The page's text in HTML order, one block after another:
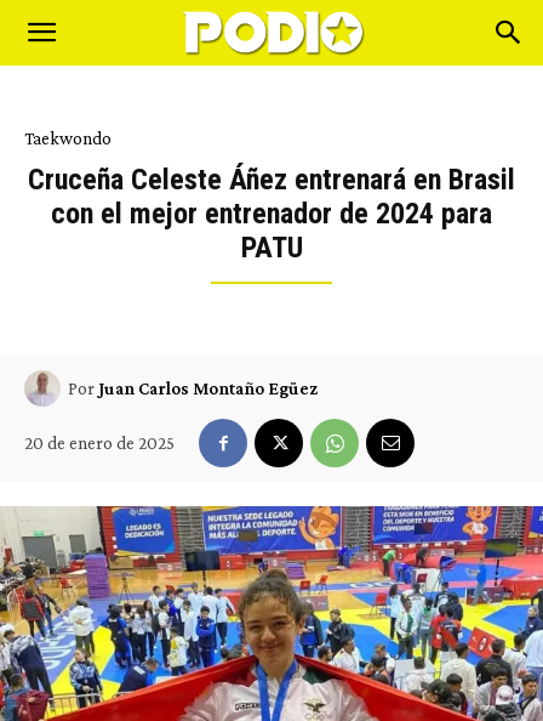
Taekwondo
Cruceña Celeste Áñez entrenará en Brasil
con el mejor entrenador de 2024 para
PATU
PorJuan Carlos Montaño Egüez
20 de enero de 2025